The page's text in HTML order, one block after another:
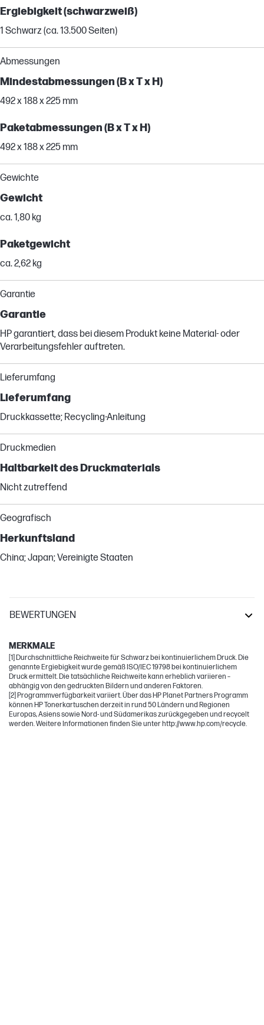
Ergiebigkeit (schwarzweiß)
1 Schwarz (ca. 13.500 Seiten)
Abmessungen
Mindestabmessungen (B x T x H)
492 x 188 x 225 mm
Paketabmessungen (B x T x H)
492 x 188 x 225 mm
Gewichte
Gewicht
ca. 1,80 kg
Paketgewicht
ca. 2,62 kg
Garantie
Garantie
HP garantiert, dass bei diesem Produkt keine Material- oder
Verarbeitungsfehler auftreten.
Lieferumfang
Lieferumfang
Druckkassette; Recycling-Anleitung
Druckmedien
Haltbarkeit des Druckmaterials
Nicht zutreffend
Geografisch
Herkunftsland
China; Japan; Vereinigte Staaten
BEWERTUNGEN
MERKMALE
[1] Durchschnittliche Reichweite für Schwarz bei kontinuierlichem Druck. Die
genannte Ergiebigkeit wurde gemäß ISO/IEC 19798 bei kontinuierlichem
Druck ermittelt. Die tatsächliche Reichweite kann erheblich variieren –
abhängig von den gedruckten Bildern und anderen Faktoren.
[2] Programmverfügbarkeit variiert. Über das HP Planet Partners Programm
können HP Tonerkartuschen derzeit in rund 50 Ländern und Regionen
Europas, Asiens sowie Nord- und Südamerikas zurückgegeben und recycelt
werden. Weitere Informationen finden Sie unter http://www.hp.com/recycle.